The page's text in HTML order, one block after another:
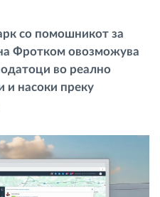
рутите
на возачите
со помошникот за
Фротком овозможува
во реално
и насоки преку